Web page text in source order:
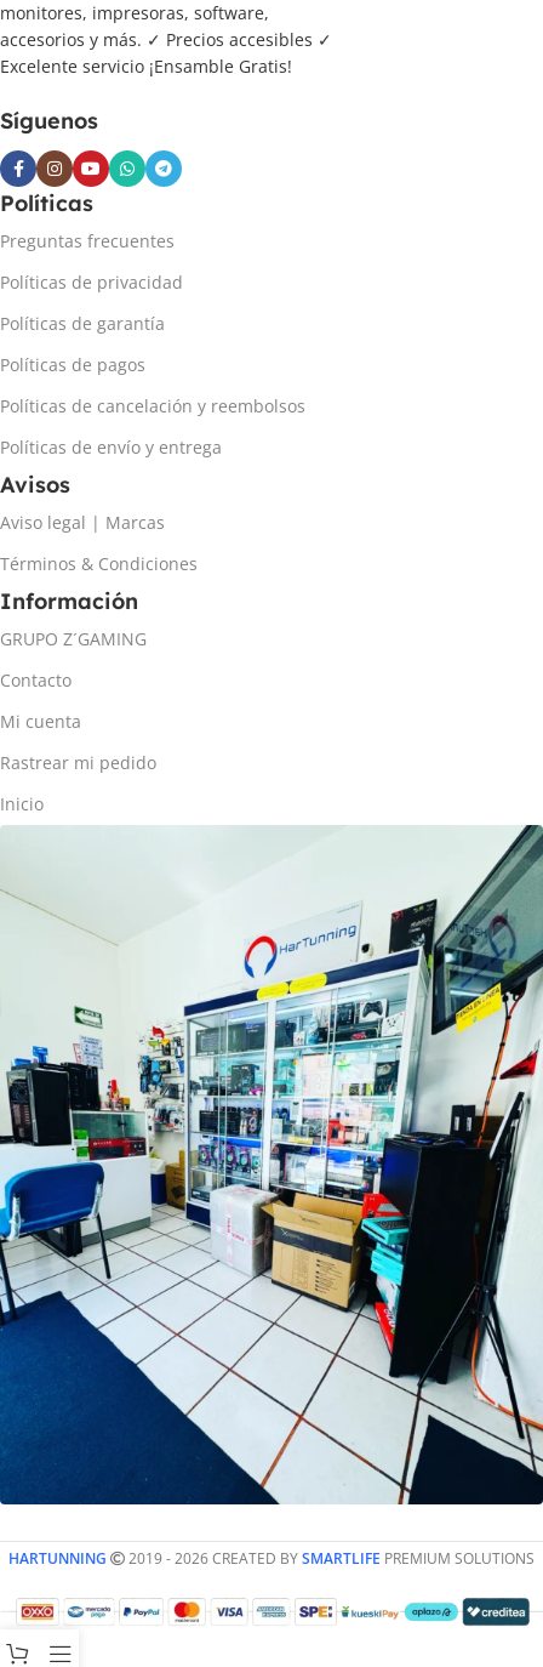
monitores, impresoras, software,
accesorios y más. ✓ Precios accesibles ✓
Excelente servicio ¡Ensamble Gratis!
Síguenos
Políticas
Preguntas frecuentes
Políticas de privacidad
Políticas de garantía
Políticas de pagos
Políticas de cancelación y reembolsos
Políticas de envío y entrega
Avisos
Aviso legal | Marcas
Términos & Condiciones
Información
GRUPO Z´GAMING
Contacto
Mi cuenta
Rastrear mi pedido
Inicio
HARTUNNING 2019 - 2026 CREATED BYSMARTLIFE PREMIUM SOLUTIONS